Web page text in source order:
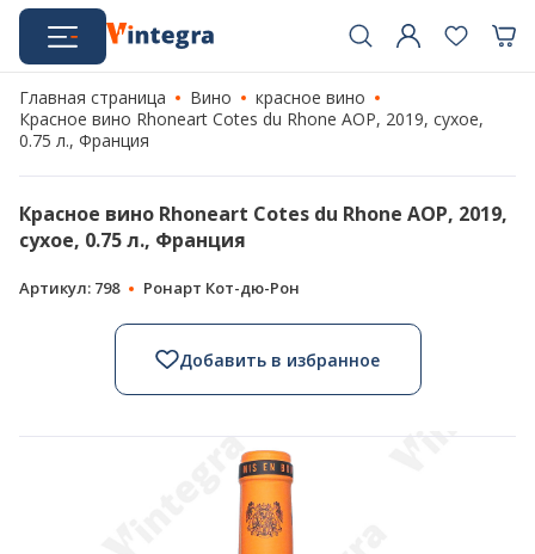
Главная страница Вино
красное вино
Красное вино Rhoneart Cotes du Rhone AOP, 2019, сухое,
0.75 л., Франция
Красное вино Rhoneart Cotes du Rhone AOP, 2019,
сухое, 0.75 л., Франция
Артикул: 798 Ронарт Кот-дю-Рон
Добавить в избранное